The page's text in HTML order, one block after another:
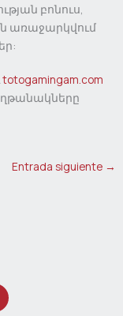
բոնուս,
առաջարկվում
totogamingam.com
Entrada siguiente →